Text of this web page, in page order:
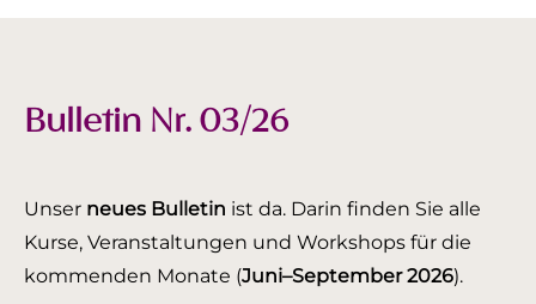
Bulletin Nr. 03/26
Unser neues Bulletin ist da. Darin finden Sie alle
Kurse, Veranstaltungen und Workshops für die
kommenden Monate (Juni–September 2026).